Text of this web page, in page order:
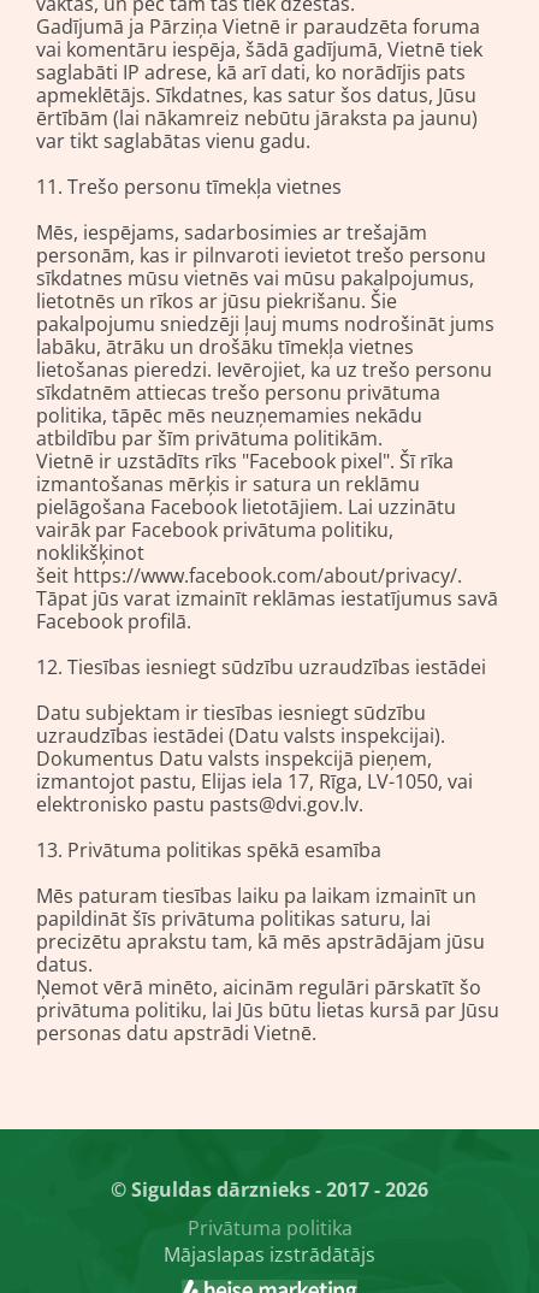
Gadījumā ja Pārziņa Vietnē ir paraudzēta foruma
vai komentāru iespēja, šādā gadījumā, Vietnē tiek
saglabāti IP adrese, kā arī dati, ko norādījis pats
apmeklētājs. Sīkdatnes, kas satur šos datus, Jūsu
ērtībām (lai nākamreiz nebūtu jāraksta pa jaunu)
var tikt saglabātas vienu gadu.
11. Trešo personu tīmekļa vietnes
Mēs, iespējams, sadarbosimies ar trešajām
personām, kas ir pilnvaroti ievietot trešo personu
sīkdatnes mūsu vietnēs vai mūsu pakalpojumus,
lietotnēs un rīkos ar jūsu piekrišanu. Šie
pakalpojumu sniedzēji ļauj mums nodrošināt jums
labāku, ātrāku un drošāku tīmekļa vietnes
lietošanas pieredzi. Ievērojiet, ka uz trešo personu
sīkdatnēm attiecas trešo personu privātuma
politika, tāpēc mēs neuzņemamies nekādu
atbildību par šīm privātuma politikām.
Vietnē ir uzstādīts rīks "Facebook pixel". Šī rīka
izmantošanas mērķis ir satura un reklāmu
pielāgošana Facebook lietotājiem. Lai uzzinātu
vairāk par Facebook privātuma politiku,
noklikšķinot
šeit https://www.facebook.com/about/privacy/.
Tāpat jūs varat izmainīt reklāmas iestatījumus savā
Facebook profilā.
12. Tiesības iesniegt sūdzību uzraudzības iestādei
Datu subjektam ir tiesības iesniegt sūdzību
uzraudzības iestādei (Datu valsts inspekcijai).
Dokumentus Datu valsts inspekcijā pieņem,
izmantojot pastu, Elijas iela 17, Rīga, LV-1050, vai
elektronisko pastu pasts@dvi.gov.lv.
13. Privātuma politikas spēkā esamība
Mēs paturam tiesības laiku pa laikam izmainīt un
papildināt šīs privātuma politikas saturu, lai
precizētu aprakstu tam, kā mēs apstrādājam jūsu
datus.
Ņemot vērā minēto, aicinām regulāri pārskatīt šo
privātuma politiku, lai Jūs būtu lietas kursā par Jūsu
personas datu apstrādi Vietnē.
© Siguldas dārznieks - 2017 - 2026
Privātuma politika
Mājaslapas izstrādātājs